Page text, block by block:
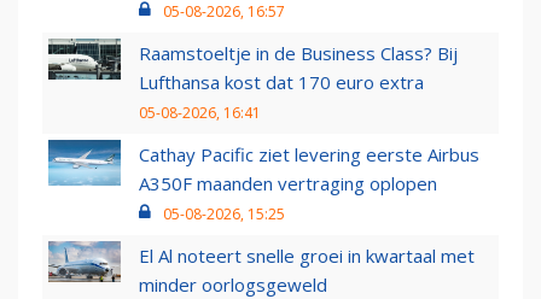
05-08-2026, 16:57
Raamstoeltje in de Business Class? Bij
Lufthansa kost dat 170 euro extra
05-08-2026, 16:41
Cathay Pacific ziet levering eerste Airbus
A350F maanden vertraging oplopen
05-08-2026, 15:25
El Al noteert snelle groei in kwartaal met
minder oorlogsgeweld